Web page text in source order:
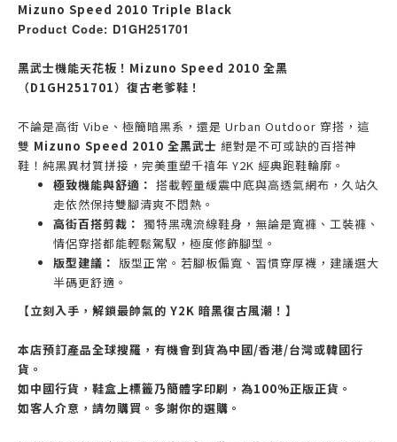
Mizuno Speed 2010 Triple Black
Product Code: D1GH251701
黑武士機能天花板！Mizuno Speed 2010 全黑
（D1GH251701）復古老爹鞋！
不論是高街 Vibe、極簡暗黑系，還是 Urban Outdoor 穿搭，這
雙 Mizuno Speed 2010 全黑武士 絕對是不可或缺的百搭神
鞋！純黑異材質拼接，完美重塑千禧年 Y2K 經典跑鞋輪廓。
極致機能與舒適： 搭載輕量緩震中底與高透氣網布，久站久
走依然保持雙腳清爽不悶熱。
高街百搭剪裁： 獨特黑魂流線鞋身，無論是寬褲、工裝褲、
情侶穿搭都能輕鬆駕馭，極度修飾腳型。
版型建議： 版型正常。若腳板偏寬、習慣穿厚襪，建議選大
半碼更舒適。
【立刻入手，解鎖最帥氣的 Y2K 暗黑復古風潮！】
本店預訂產品全球搜羅，有機會到貨為中國/香港/台灣或韓國行
貨。
如中國行貨，鞋盒上標籤乃簡體字印刷，為100%正版正貨。
如客人介意，請勿購買。多謝你的選購。